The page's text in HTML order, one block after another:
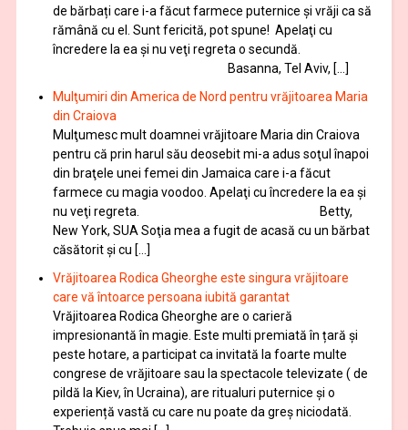
de bărbați care i-a făcut farmece puternice și vrăji ca să
rămână cu el. Sunt fericită, pot spune! Apelaţi cu
încredere la ea şi nu veţi regreta o secundă.
Basanna, Tel Aviv, […]
Mulţumiri din America de Nord pentru vrăjitoarea Maria
din Craiova
Mulţumesc mult doamnei vrăjitoare Maria din Craiova
pentru că prin harul său deosebit mi-a adus soţul înapoi
din braţele unei femei din Jamaica care i-a făcut
farmece cu magia voodoo. Apelaţi cu încredere la ea şi
nu veţi regreta. Betty,
New York, SUA Soţia mea a fugit de acasă cu un bărbat
căsătorit și cu […]
Vrăjitoarea Rodica Gheorghe este singura vrăjitoare
care vă întoarce persoana iubită garantat
Vrăjitoarea Rodica Gheorghe are o carieră
impresionantă în magie. Este multi premiată în țară și
peste hotare, a participat ca invitată la foarte multe
congrese de vrăjitoare sau la spectacole televizate ( de
pildă la Kiev, în Ucraina), are ritualuri puternice și o
experiență vastă cu care nu poate da greș niciodată.